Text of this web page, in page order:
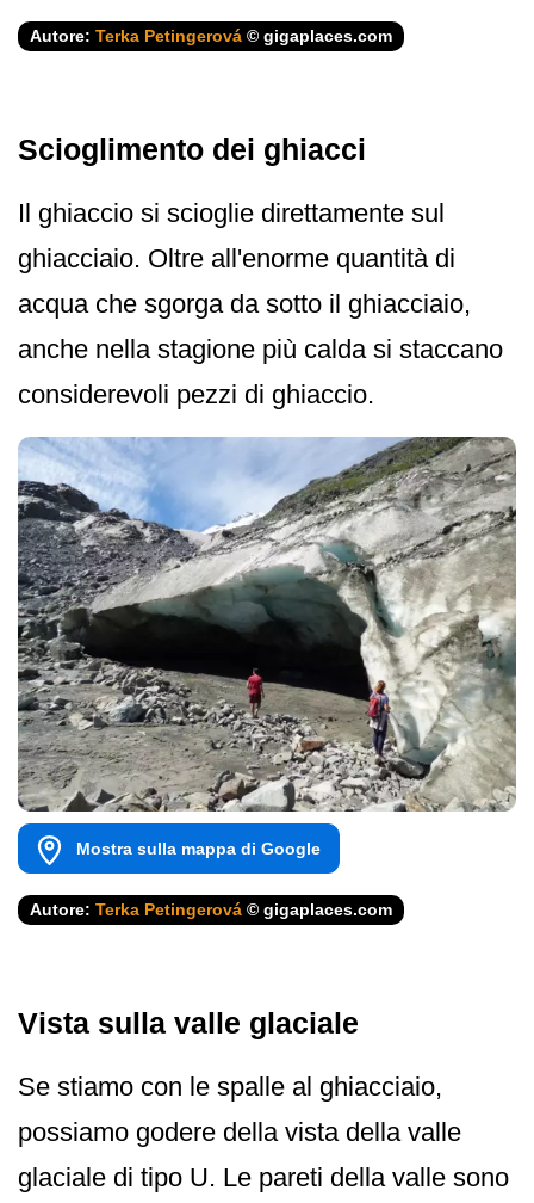
Autore: Terka Petingerová © gigaplaces.com
Scioglimento dei ghiacci
Il ghiaccio si scioglie direttamente sul
ghiacciaio. Oltre all'enorme quantità di
acqua che sgorga da sotto il ghiacciaio,
anche nella stagione più calda si staccano
considerevoli pezzi di ghiaccio.
Mostra sulla mappa di Google
Autore: Terka Petingerová © gigaplaces.com
Vista sulla valle glaciale
Se stiamo con le spalle al ghiacciaio,
possiamo godere della vista della valle
glaciale di tipo U. Le pareti della valle sono